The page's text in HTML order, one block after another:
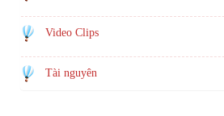
Video Clips
Tài nguyên